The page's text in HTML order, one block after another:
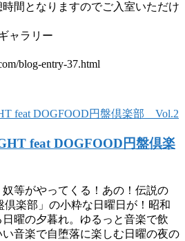
間となりますのでご入室いただけ
ャラリー
blog-entry-37.html
feat DOGFOOD円盤倶楽
等がやってくる！あの！伝説の
倶楽部」の小粋な日曜日が！昭和
曜の夕暮れ。ゆるっと音楽で飲
音楽で自堕落に楽しむ日曜の夜の